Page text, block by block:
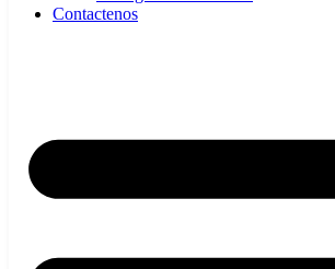
Contactenos